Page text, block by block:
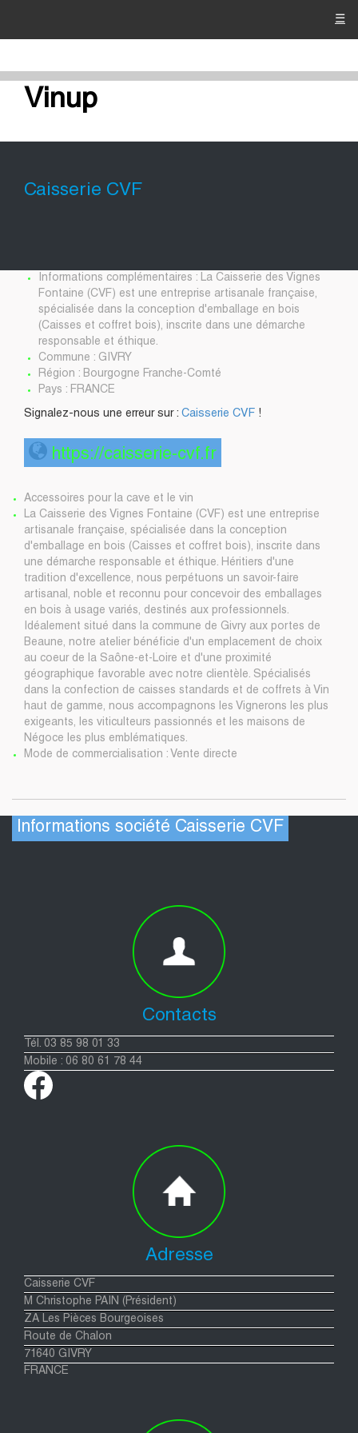
☰
Vinup
Caisserie CVF
Informations complémentaires : La Caisserie des Vignes
Fontaine (CVF) est une entreprise artisanale française,
spécialisée dans la conception d'emballage en bois
(Caisses et coffret bois), inscrite dans une démarche
responsable et éthique.
Commune : GIVRY
Région : Bourgogne Franche-Comté
Pays : FRANCE
Signalez-nous une erreur sur : Caisserie CVF !
https://caisserie-cvf.fr
Accessoires pour la cave et le vin
La Caisserie des Vignes Fontaine (CVF) est une entreprise
artisanale française, spécialisée dans la conception
d'emballage en bois (Caisses et coffret bois), inscrite dans
une démarche responsable et éthique. Héritiers d'une
tradition d'excellence, nous perpétuons un savoir-faire
artisanal, noble et reconnu pour concevoir des emballages
en bois à usage variés, destinés aux professionnels.
Idéalement situé dans la commune de Givry aux portes de
Beaune, notre atelier bénéficie d'un emplacement de choix
au coeur de la Saône-et-Loire et d'une proximité
géographique favorable avec notre clientèle. Spécialisés
dans la confection de caisses standards et de coffrets à Vin
haut de gamme, nous accompagnons les Vignerons les plus
exigeants, les viticulteurs passionnés et les maisons de
Négoce les plus emblématiques.
Mode de commercialisation : Vente directe
Informations société Caisserie CVF
Contacts
Tél. 03 85 98 01 33
Mobile : 06 80 61 78 44
Adresse
Caisserie CVF
M Christophe PAIN (Président)
ZA Les Pièces Bourgeoises
Route de Chalon
71640 GIVRY
FRANCE